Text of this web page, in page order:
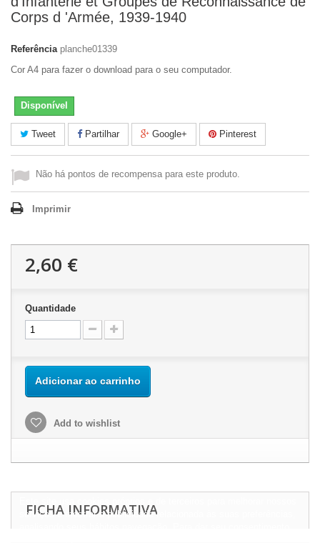
Corps d 'Armée, 1939-1940
Referência planche01339
Cor A4 para fazer o download para o seu computador.
Disponível
Tweet Partilhar Google+ Pinterest
Não há pontos de recompensa para este produto.
Imprimir
2,60 €
Quantidade
Adicionar ao carrinho
Add to wishlist
FICHA INFORMATIVA
serviços e mostrar a publicidade relacionada às suas preferências,